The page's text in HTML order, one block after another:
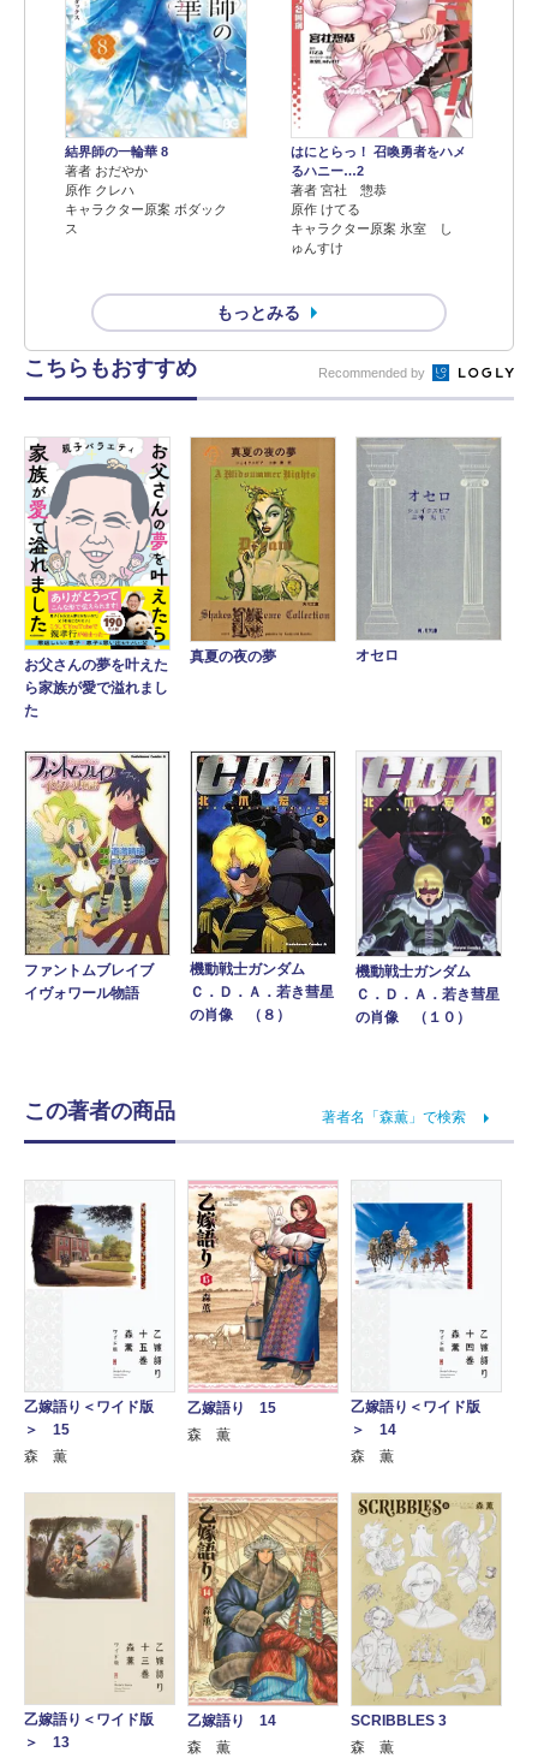
結界師の一輪華 8
著者 おだやか
原作 クレハ
キャラクター原案 ボダック
ス
はにとらっ！ 召喚勇者をハメ
るハニー…2
著者 宮社 惣恭
原作 けてる
キャラクター原案 氷室 し
ゅんすけ
もっとみる
こちらもおすすめ Recommended by
お父さんの夢を叶えた
ら家族が愛で溢れまし
た
真夏の夜の夢 オセロ
ファントムブレイブ
イヴォワール物語
機動戦士ガンダム
Ｃ．Ｄ．Ａ．若き彗星
の肖像 （８）
機動戦士ガンダム
Ｃ．Ｄ．Ａ．若き彗星
の肖像 （１０）
この著者の商品 著者名「森薫」で検索
乙嫁語り＜ワイド版
＞ 15
森 薫
乙嫁語り 15
森 薫
乙嫁語り＜ワイド版
＞ 14
森 薫
乙嫁語り＜ワイド版
＞ 13
乙嫁語り 14
森 薫
SCRIBBLES 3
森 薫